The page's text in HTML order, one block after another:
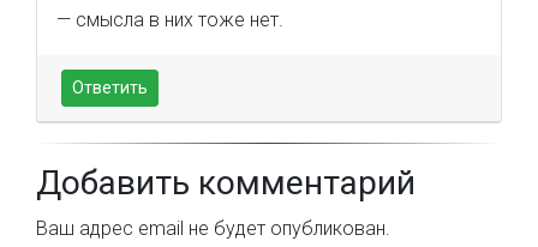
— смысла в них тоже нет.
Ответить
Добавить комментарий
Ваш адрес email не будет опубликован.